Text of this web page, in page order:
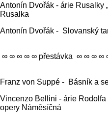
Antonín Dvořák - árie Rusalky
Rusalka
Antonín Dvořák - Slovanský
∞ ∞ ∞ ∞ ∞ přestávka ∞ ∞ ∞ ∞
Franz von Suppé - Básník a
Vincenzo Bellini - árie Rodolfa
opery Náměsíčná